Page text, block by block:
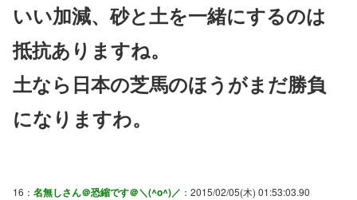
いい加減、砂と土を一緒にするのは
抵抗ありますね。
土なら日本の芝馬のほうがまだ勝負
になりますわ。
16： 名無しさん＠恐縮です＠＼(^o^)／ ：2015/02/05(木) 01:53:03.90